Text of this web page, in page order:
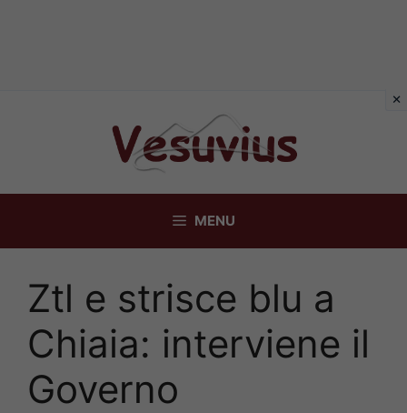
MENU
Ztl e strisce blu a
Chiaia: interviene il
Governo